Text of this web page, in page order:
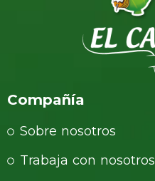
Compañía
Sobre nosotros
Trabaja con nosotros